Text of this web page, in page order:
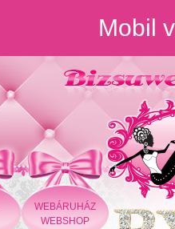
Mobil
WEBÁRUHÁZ
WEBSHOP